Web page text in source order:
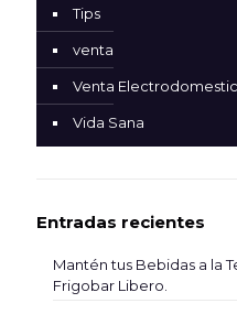
Tips
venta
Venta
Vida Sana
Entradas recientes
Mantén tus Bebidas a la
Frigobar Libero.